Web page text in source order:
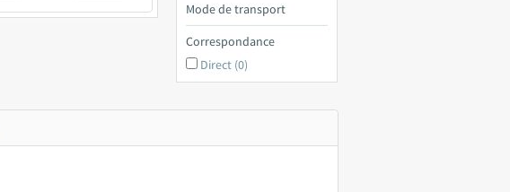
Mode de transport
Correspondance
Direct (0)